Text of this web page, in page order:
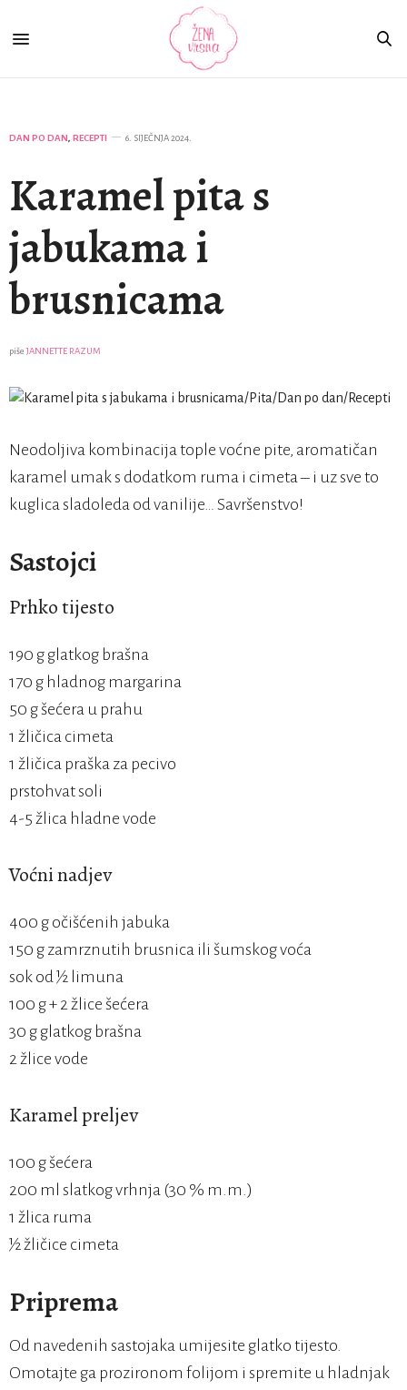
DAN PO DAN, RECEPTI 6. SIJEČNJA 2024.
Karamel pita s
jabukama i
brusnicama
piše JANNETTE RAZUM
Neodoljiva kombinacija tople voćne pite, aromatičan
karamel umak s dodatkom ruma i cimeta – i uz sve to
kuglica sladoleda od vanilije… Savršenstvo!
Sastojci
Prhko tijesto
190 g glatkog brašna
170 g hladnog margarina
50 g šećera u prahu
1 žličica cimeta
1 žličica praška za pecivo
prstohvat soli
4-5 žlica hladne vode
Voćni nadjev
400 g očišćenih jabuka
150 g zamrznutih brusnica ili šumskog voća
sok od ½ limuna
100 g + 2 žlice šećera
30 g glatkog brašna
2 žlice vode
Karamel preljev
100 g šećera
200 ml slatkog vrhnja (30 % m.m.)
1 žlica ruma
½ žličice cimeta
Priprema
Od navedenih sastojaka umijesite glatko tijesto.
Omotajte ga prozironom folijom i spremite u hladnjak